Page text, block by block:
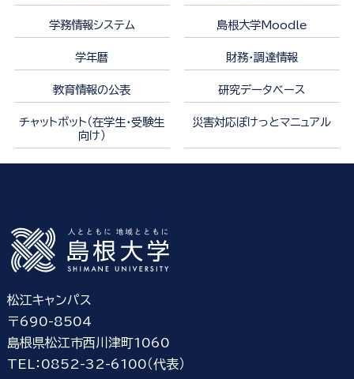
学務情報システム 島根大学Moodle
学年暦 財務・調達情報
教育情報の公表 研究データベース
チャットボット（在学生・受験生
向け）
災害対応ぽけっとマニュアル
松江キャンパス
〒690-8504
島根県松江市西川津町1060
TEL：0852-32-6100（代表）